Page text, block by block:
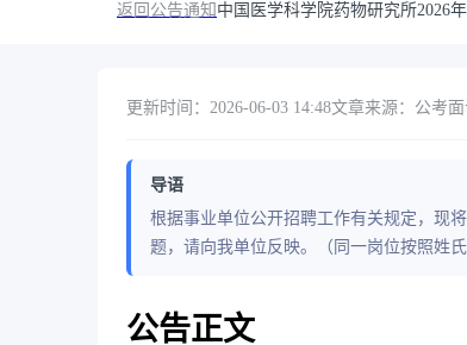
返回公告通知 中国医学科学院药物研究所2026
更新时间：2026-06-03 14:48文章来源：公考
导语
根据事业单位公开招聘工作有关规定，现
题，请向我单位反映。（同一岗位按照姓
公告正文